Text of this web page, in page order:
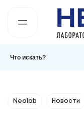
Neolab Новости